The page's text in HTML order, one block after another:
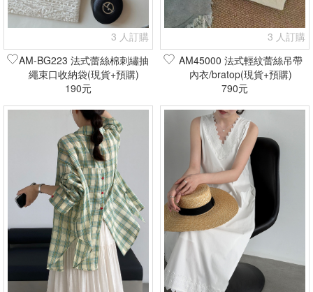
3 人訂購
AM-BG223 法式蕾絲棉刺繡抽
繩束口收納袋(現貨+預購)
190元
3 人訂購
AM45000 法式輕紋蕾絲吊帶
內衣/bratop(現貨+預購)
790元